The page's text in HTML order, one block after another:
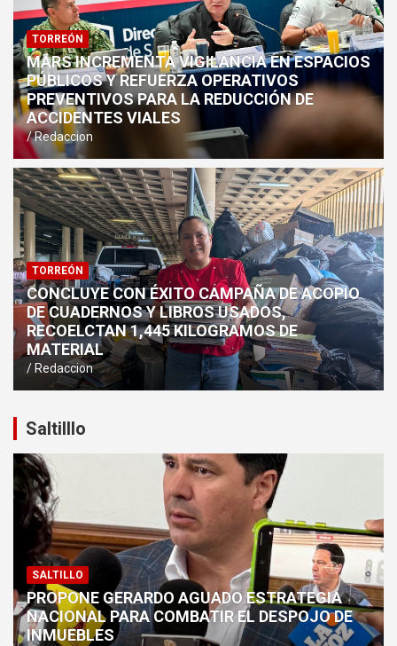
TORREÓN
MARS INCREMENTA VIGILANCIA EN ESPACIOS
PÚBLICOS Y REFUERZA OPERATIVOS
PREVENTIVOS PARA LA REDUCCIÓN DE
ACCIDENTES VIALES
Redaccion
TORREÓN
CONCLUYE CON ÉXITO CAMPAÑA DE ACOPIO
DE CUADERNOS Y LIBROS USADOS,
RECOELCTAN 1,445 KILOGRAMOS DE
MATERIAL
Redaccion
Saltilllo
SALTILLO
PROPONE GERARDO AGUADO ESTRATEGIA
NACIONAL PARA COMBATIR EL DESPOJO DE
INMUEBLES